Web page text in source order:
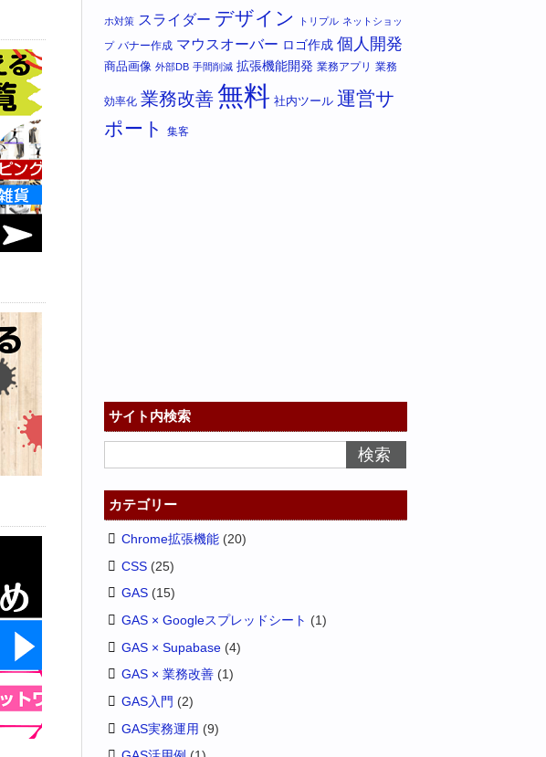
ホ対策 スライダー デザイン トリプル ネットショッ
プ バナー作成 マウスオーバー ロゴ作成 個人開発
商品画像 外部DB 手間削減 拡張機能開発 業務アプリ 業務
効率化 業務改善無料 社内ツール 運営サ
ポート
集客
サイト内検索
カテゴリー
Chrome拡張機能 (20)
CSS (25)
GAS (15)
GAS × Googleスプレッドシート (1)
GAS × Supabase (4)
GAS × 業務改善 (1)
GAS入門 (2)
GAS実務運用 (9)